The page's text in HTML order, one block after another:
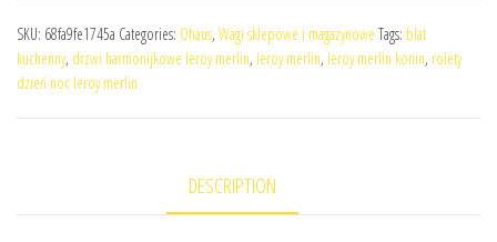
SKU: 68fa9fe1745a Categories: Ohaus, Wagi sklepowe i magazynowe Tags: blat
kuchenny, drzwi harmonijkowe leroy merlin, leroy merlin, leroy merlin konin, rolety
dzień noc leroy merlin
DESCRIPTION